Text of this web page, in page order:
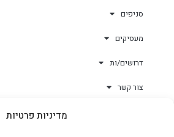
מדיניות פרטיות
סניפים
מעסיקים
דרושים/ות
צור קשר